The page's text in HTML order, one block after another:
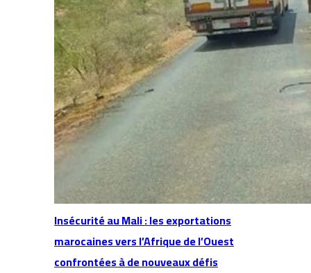
Insécurité au Mali : les exportations
marocaines vers l’Afrique de l’Ouest
confrontées à de nouveaux défis